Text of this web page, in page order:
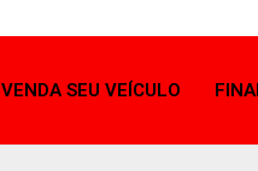
VENDA SEU VEÍCULO